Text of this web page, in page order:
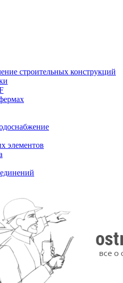
строительных конструкций
элементов